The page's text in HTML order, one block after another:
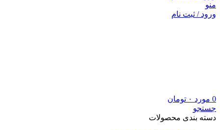
منو
ورود / ثبت نام
0 مورد ۰ تومان
جستجو
دسته بندی محصولات